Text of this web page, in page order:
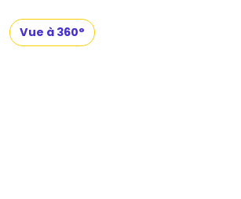
Vue à 360°